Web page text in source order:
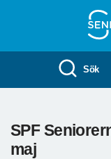
Sök
SPF
maj